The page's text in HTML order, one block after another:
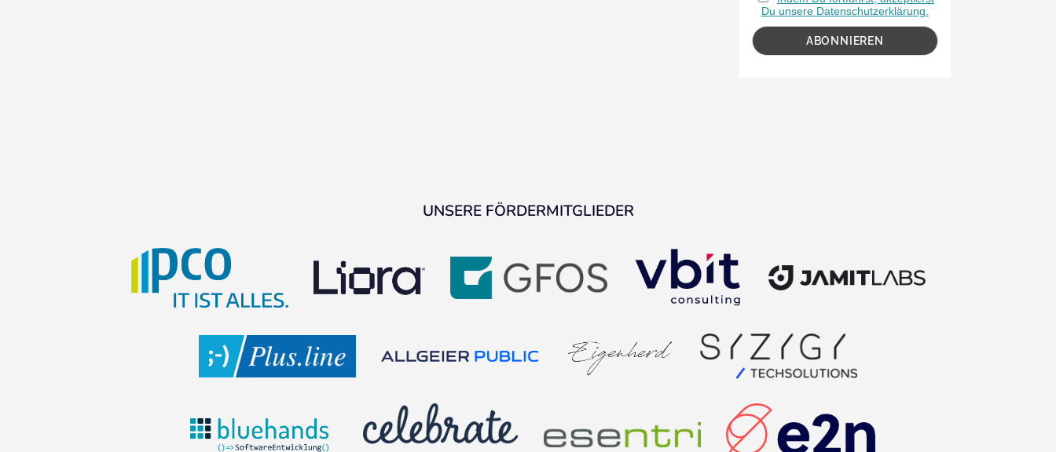
Du unsere Datenschutzerklärung.
UNSERE FÖRDERMITGLIEDER